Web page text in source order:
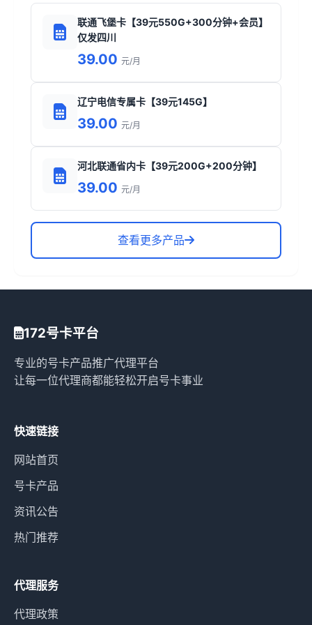
联通飞堡卡【39元550G+300分钟+会员】
仅发四川
39.00 元/月
辽宁电信专属卡【39元145G】
39.00 元/月
河北联通省内卡【39元200G+200分钟】
39.00 元/月
查看更多产品
172号卡平台
专业的号卡产品推广代理平台
让每一位代理商都能轻松开启号卡事业
快速链接
网站首页
号卡产品
资讯公告
热门推荐
代理服务
代理政策